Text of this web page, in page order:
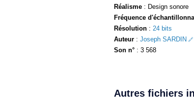
Réalisme : Design sonore
Fréquence
Résolution : 24 bits
Auteur : Joseph SARDIN
Son n° : 3 568
Autres fichiers